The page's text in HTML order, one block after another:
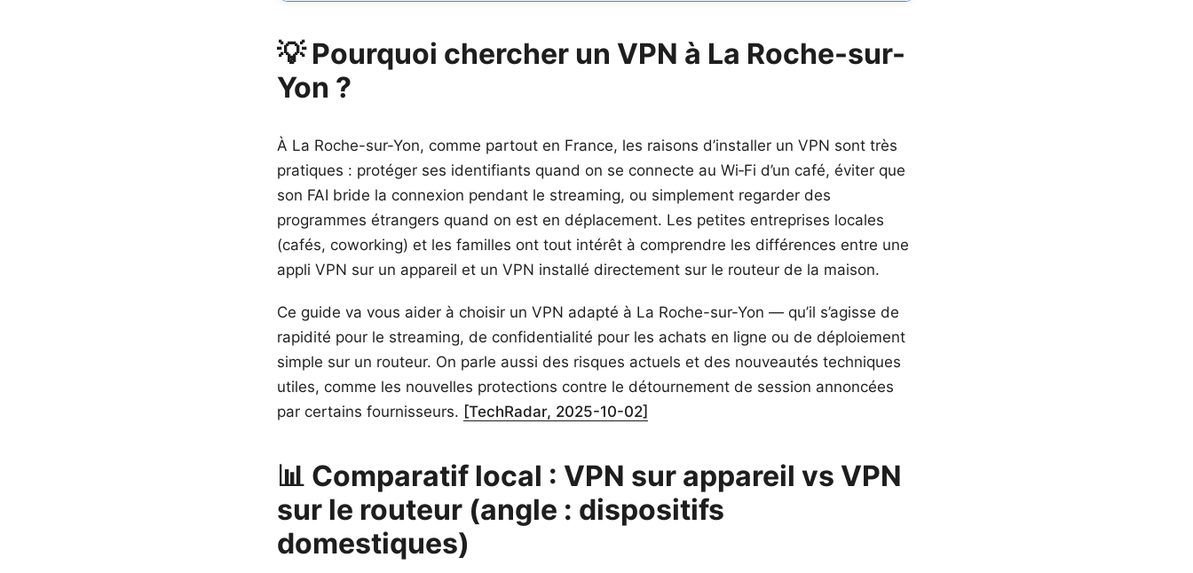
💡 Pourquoi chercher un VPN à La Roche-sur-
Yon ?
À La Roche-sur-Yon, comme partout en France, les raisons d’installer un VPN sont très
pratiques : protéger ses identifiants quand on se connecte au Wi‑Fi d’un café, éviter que
son FAI bride la connexion pendant le streaming, ou simplement regarder des
programmes étrangers quand on est en déplacement. Les petites entreprises locales
(cafés, coworking) et les familles ont tout intérêt à comprendre les différences entre une
appli VPN sur un appareil et un VPN installé directement sur le routeur de la maison.
Ce guide va vous aider à choisir un VPN adapté à La Roche-sur-Yon — qu’il s’agisse de
rapidité pour le streaming, de confidentialité pour les achats en ligne ou de déploiement
simple sur un routeur. On parle aussi des risques actuels et des nouveautés techniques
utiles, comme les nouvelles protections contre le détournement de session annoncées
par certains fournisseurs. [TechRadar, 2025-10-02]
📊 Comparatif local : VPN sur appareil vs VPN
sur le routeur (angle : dispositifs
domestiques)